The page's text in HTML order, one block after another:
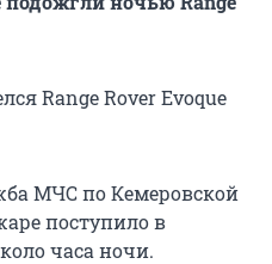
Range Rover Evoque
МЧС по Кемеровской
поступило в
часа ночи.